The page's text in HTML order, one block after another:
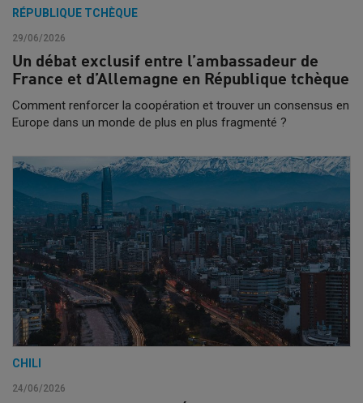
RÉPUBLIQUE TCHÈQUE
29/06/2026
Un débat exclusif entre l’ambassadeur de
France et d’Allemagne en République tchèque
Comment renforcer la coopération et trouver un consensus en
Europe dans un monde de plus en plus fragmenté ?
CHILI
24/06/2026